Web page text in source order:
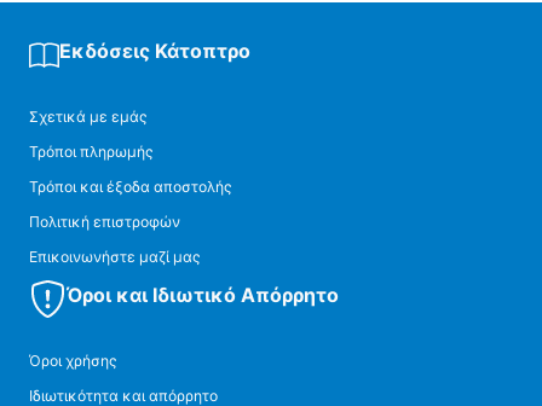
Εκδόσεις Κάτοπτρο
Σχετικά με εμάς
Τρόποι πληρωμής
Τρόποι και έξοδα αποστολής
Πολιτική επιστροφών
Επικοινωνήστε μαζί μας
Όροι και Ιδιωτικό Απόρρητο
Όροι χρήσης
Ιδιωτικότητα και απόρρητο